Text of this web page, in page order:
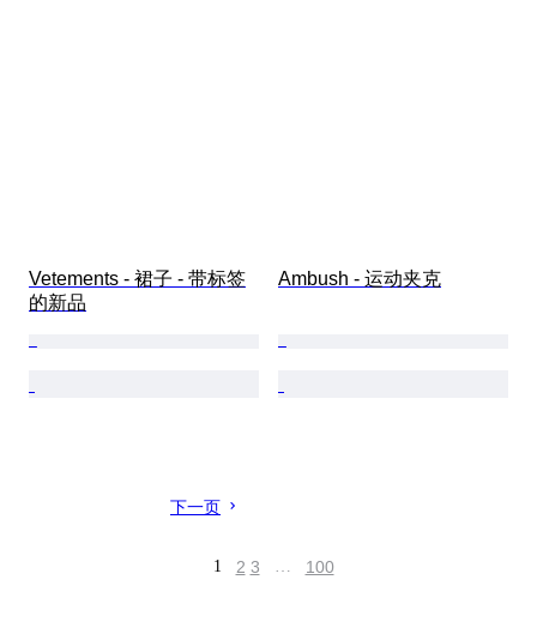
Vetements - 裙子 - 带标签
的新品
Ambush - 运动夹克
下一页
1 2 3 … 100